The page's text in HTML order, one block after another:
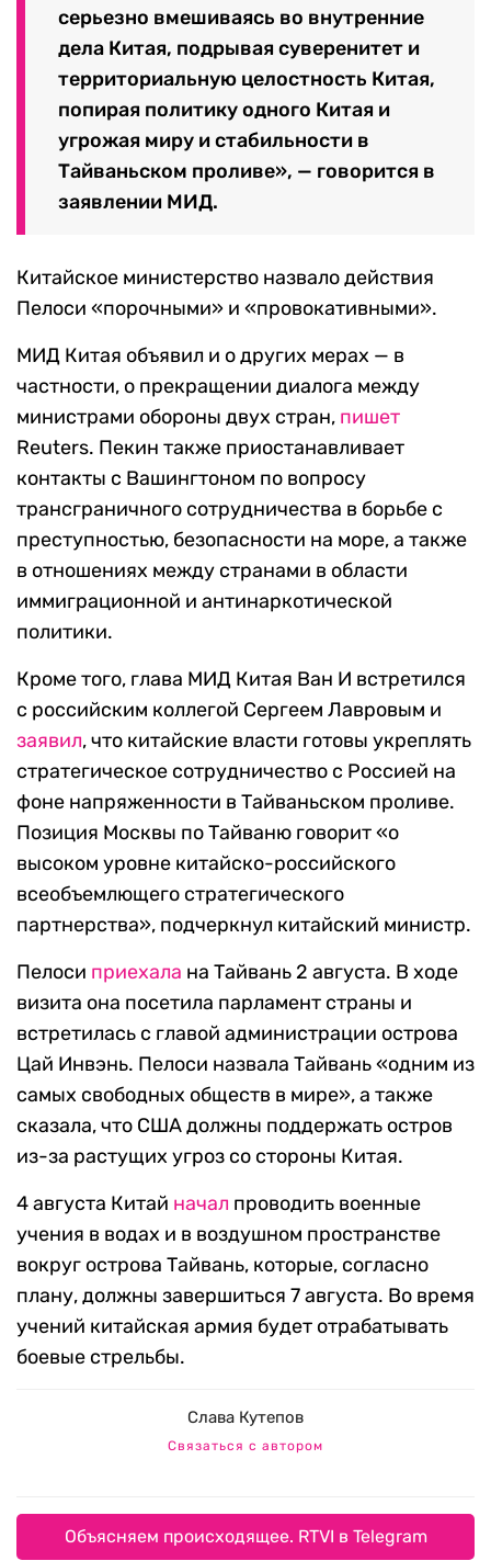
серьезно вмешиваясь во внутренние
дела Китая, подрывая суверенитет и
территориальную целостность Китая,
попирая политику одного Китая и
угрожая миру и стабильности в
Тайваньском проливе», — говорится в
заявлении МИД.
Китайское министерство назвало действия
Пелоси «порочными» и «провокативными».
МИД Китая объявил и о других мерах — в
частности, о прекращении диалога между
министрами обороны двух стран, пишет
Reuters. Пекин также приостанавливает
контакты с Вашингтоном по вопросу
трансграничного сотрудничества в борьбе с
преступностью, безопасности на море, а также
в отношениях между странами в области
иммиграционной и антинаркотической
политики.
Кроме того, глава МИД Китая Ван И встретился
с российским коллегой Сергеем Лавровым и
заявил, что китайские власти готовы укреплять
стратегическое сотрудничество с Россией на
фоне напряженности в Тайваньском проливе.
Позиция Москвы по Тайваню говорит «о
высоком уровне китайско-российского
всеобъемлющего стратегического
партнерства», подчеркнул китайский министр.
Пелоси приехала на Тайвань 2 августа. В ходе
визита она посетила парламент страны и
встретилась с главой администрации острова
Цай Инвэнь. Пелоси назвала Тайвань «одним из
самых свободных обществ в мире», а также
сказала, что США должны поддержать остров
из-за растущих угроз со стороны Китая.
4 августа Китай начал проводить военные
учения в водах и в воздушном пространстве
вокруг острова Тайвань, которые, согласно
плану, должны завершиться 7 августа. Во время
учений китайская армия будет отрабатывать
боевые стрельбы.
Слава Кутепов
Связаться с автором
Объясняем происходящее. RTVI в Telegram